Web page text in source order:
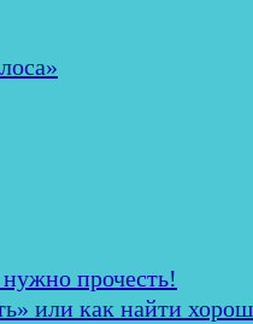
прочесть!
или как найти